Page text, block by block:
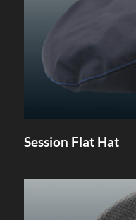
Session Flat Hat